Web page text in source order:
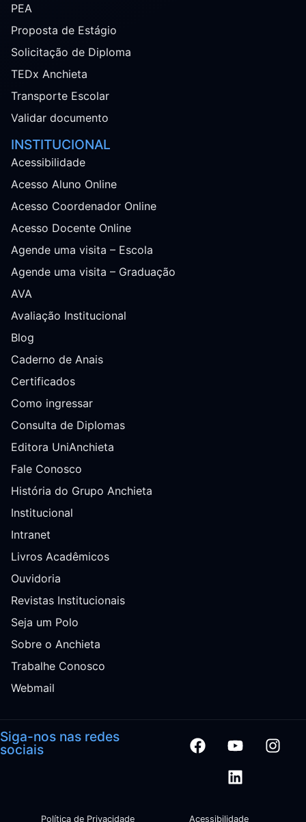
PEA
Proposta de Estágio
Solicitação de Diploma
TEDx Anchieta
Transporte Escolar
Validar documento
INSTITUCIONAL
Acessibilidade
Acesso Aluno Online
Acesso Coordenador Online
Acesso Docente Online
Agende uma visita – Escola
Agende uma visita – Graduação
AVA
Avaliação Institucional
Blog
Caderno de Anais
Certificados
Como ingressar
Consulta de Diplomas
Editora UniAnchieta
Fale Conosco
História do Grupo Anchieta
Institucional
Intranet
Livros Acadêmicos
Ouvidoria
Revistas Institucionais
Seja um Polo
Sobre o Anchieta
Trabalhe Conosco
Webmail
Siga-nos nas redes
sociais
Política de Privacidade Acessibilidade